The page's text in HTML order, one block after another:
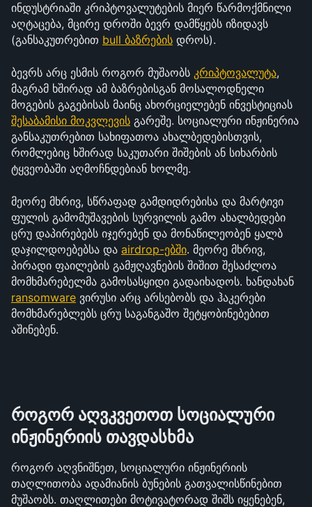
ინდუსტრიაში კრიპტოვალუტების მიერ წარმოქმნილი
აღტაცება, მცირე დროში ბევრ დამწყებს იზიდავს
(განსაკუთრებით bull ბაზრების დროს).
ბევრს არც ესმის როგორ მუშაობს კრიპტოვალუტა,
მაგრამ ხშირად ამ ბაზრებისგან მოსალოდნელი
შესაბამისი მოკვლევის გარეშე. სოციალური ინჟინერია
განსაკუთრებით სახიფათოა ახალბედებისთვის,
რომლებიც ხშირად საკუთარი შიშების ან სიხარბის
ტყვეობაში აღმოჩნდებიან ხოლმე.
მეორე მხრივ, სწრაფად გამდიდრებისა და მარტივი
ფულის გამომუშავების სურვილის გამო ახალბედები
ცრუ დაპირებებს იჯერებენ და მონაწილეობენ ყალბ
დაჯილდოებებსა და airdrop-ებში. მეორე მხრივ,
პირადი ფაილების გამჟღავნების შიშით შესაძლოა
ransomware ვირუსი არც არსებობს და ჰაკერები
მომხმარებლებს ცრუ საგანგაშო შეტყობინებებით
აშინებენ.
როგორ აღვკვეთოთ სოციალური
ინჟინერიის თავდასხმა
როგორ აღვნიშნეთ, სოციალური ინჟინერიის
თაღლითობა ადამიანის ბუნების გათვალისწინებით
მუშაობს. თაღლითები მოტივატორად შიშს იყენებენ,